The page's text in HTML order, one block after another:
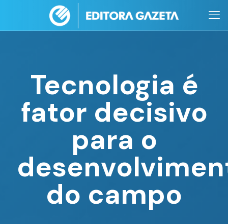
Tecnologia é
fator decisivo
para o
do campo